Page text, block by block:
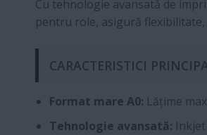
Cu tehnologie avansată de
pentru role, asigură
CARACTERISTICI
Format mare A0: Lățime
Tehnologie avansată: